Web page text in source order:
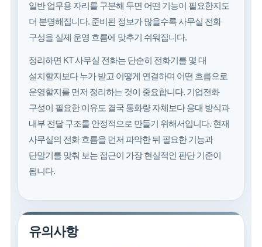
일반 업무용 자리를 구분해 두면 어떤 기능이 필요한지도
더 분명해집니다. 준비된 정보가 많을수록 사무실 전화
구성을 실제 운영 흐름에 맞추기 쉬워집니다.
정리하면 KT 사무실 전화는 단순히 전화기를 몇 대
설치할지보다 누가 받고 어떻게 연결하며 어떤 흐름으로
운영할지를 먼저 정리하는 것이 중요합니다. 기업전화
구성이 필요한 이유도 결국 통화량 자체보다 응대 방식과
내부 전달 구조를 안정적으로 만들기 위해서입니다. 현재
사무실의 전화 흐름을 먼저 파악한 뒤 필요한 기능과
단말기를 맞춰 보는 접근이 가장 현실적인 판단 기준이
됩니다.
유의사항